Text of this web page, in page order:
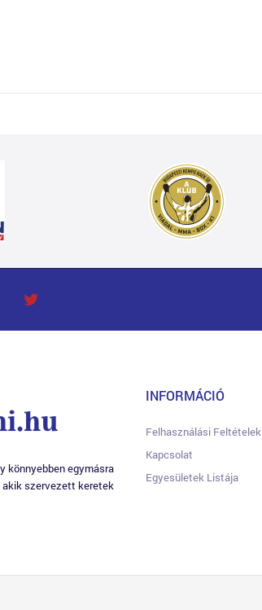
könnyebben egymásra
szervezett keretek
INFORMÁCIÓ
Felhasználási Feltételek
Kapcsolat
Egyesületek Listája